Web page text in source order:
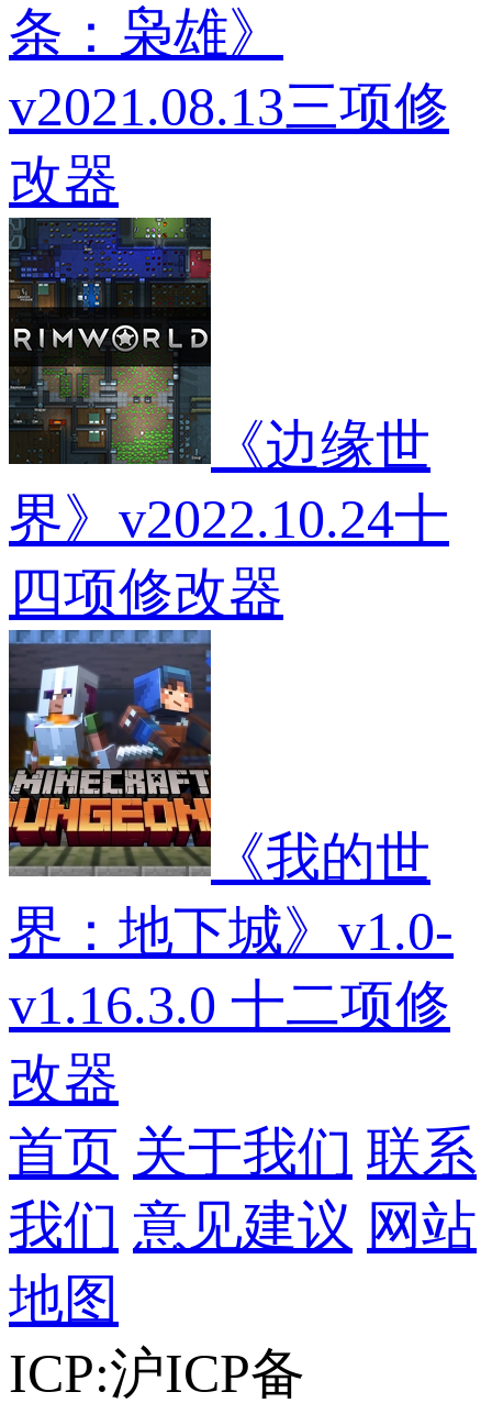
条：枭雄》
v2021.08.13三项修
改器
《边缘世
界》v2022.10.24十
四项修改器
《我的世
界：地下城》v1.0-
v1.16.3.0 十二项修
改器
首页 关于我们 联系
我们 意见建议 网站
地图
ICP:沪ICP备